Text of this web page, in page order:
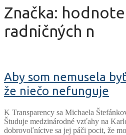
Značka:
radničných n
Aby som nemusela
že niečo nefunguje
K Transparency sa Michaela
Študuje medzinárodné vzťahy na
dobrovoľníctve sa jej páči pocit, že